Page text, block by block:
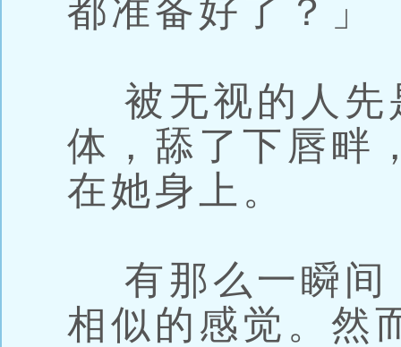
都准备好了？」
被无视的人先
体，舔了下唇畔
在她身上。
有那么一瞬间
相似的感觉。然